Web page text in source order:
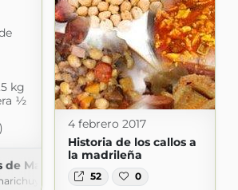
kg
½
de Marichu.... y las mias.
4 febrero 2017
Historia de los callos a
la madrileña
52 0